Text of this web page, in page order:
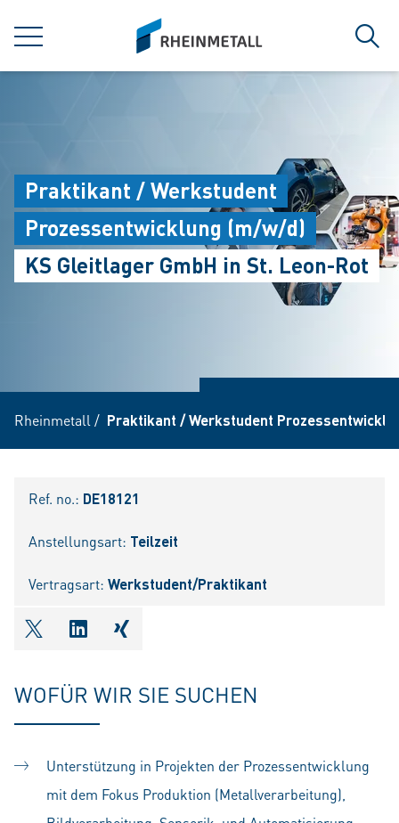
MENU
siteLogo
Praktikant / Werkstudent
Prozessentwicklung (m/w/d)
KS Gleitlager GmbH in St. Leon-Rot
Rheinmetall / Praktikant / Werkstudent
Ref. no.: DE18121
Anstellungsart: Teilzeit
Vertragsart: Werkstudent/Praktikant
shareOntwitter
shareOnlinkedIn
shareOnxing
WOFÜR WIR SIE SUCHEN
Unterstützung in Projekten der Prozessentwicklung
mit dem Fokus Produktion (Metallverarbeitung),